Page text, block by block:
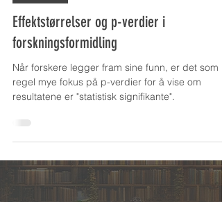
Effektstørrelser og p-verdier i
forskningsformidling
Når forskere legger fram sine funn, er det som
regel mye fokus på p-verdier for å vise om
resultatene er "statistisk signifikante".